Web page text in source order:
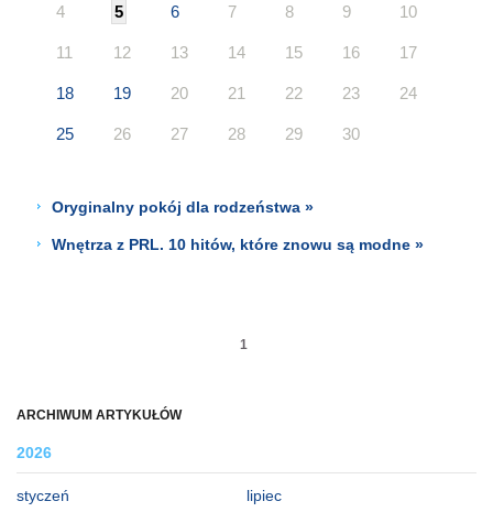
ARCHIWUM ARTYKUŁÓW
2026
styczeń lipiec
4 5 6 7 8 9 10
11 12 13 14 15 16 17
18 19 20 21 22 23 24
25 26 27 28 29 30
Oryginalny pokój dla rodzeństwa »
Wnętrza z PRL. 10 hitów, które znowu są modne »
1